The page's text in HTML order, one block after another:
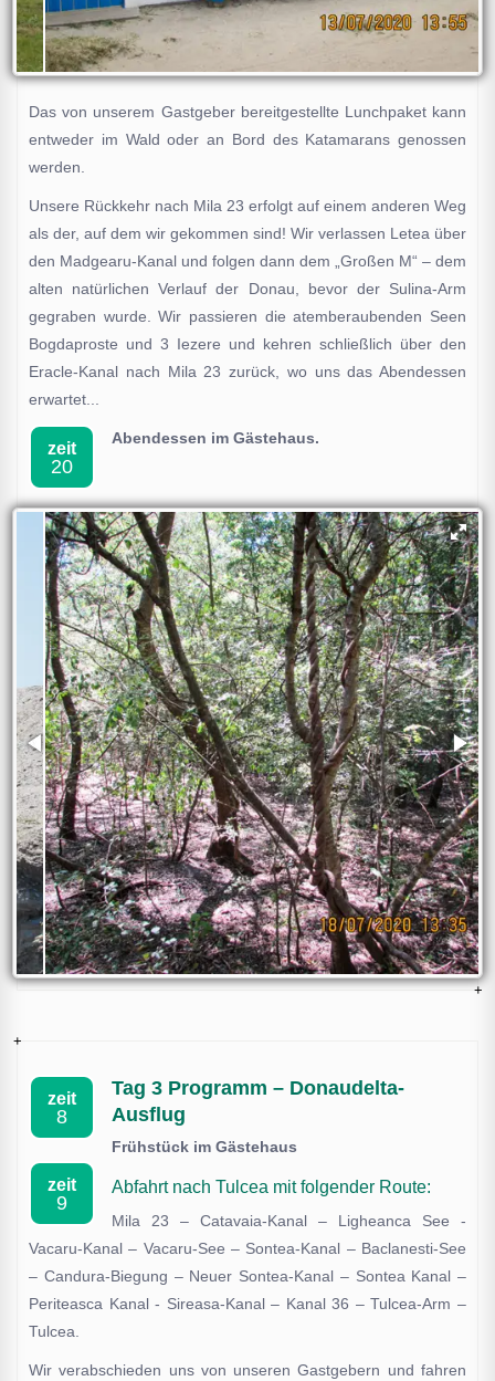
Das von unserem Gastgeber bereitgestellte Lunchpaket kann
entweder im Wald oder an Bord des Katamarans genossen
werden.
Unsere Rückkehr nach Mila 23 erfolgt auf einem anderen Weg
als der, auf dem wir gekommen sind! Wir verlassen Letea über
den Madgearu-Kanal und folgen dann dem „Großen M“ – dem
alten natürlichen Verlauf der Donau, bevor der Sulina-Arm
gegraben wurde. Wir passieren die atemberaubenden Seen
Bogdaproste und 3 Iezere und kehren schließlich über den
Eracle-Kanal nach Mila 23 zurück, wo uns das Abendessen
erwartet...
zeit
20
Abendessen im Gästehaus.
zeit
8
Tag 3 Programm – Donaudelta-
Ausflug
Frühstück im Gästehaus
zeit
9
Abfahrt nach Tulcea mit folgender Route:
Mila 23 – Catavaia-Kanal – Ligheanca See -
Vacaru-Kanal – Vacaru-See – Sontea-Kanal – Baclanesti-See
– Candura-Biegung – Neuer Sontea-Kanal – Sontea Kanal –
Periteasca Kanal - Sireasa-Kanal – Kanal 36 – Tulcea-Arm –
Tulcea.
Wir verabschieden uns von unseren Gastgebern und fahren